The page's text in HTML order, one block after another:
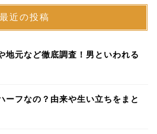
最近の投稿
地元など徹底調査！男といわれる
ーフなの？由来や生い立ちをまと